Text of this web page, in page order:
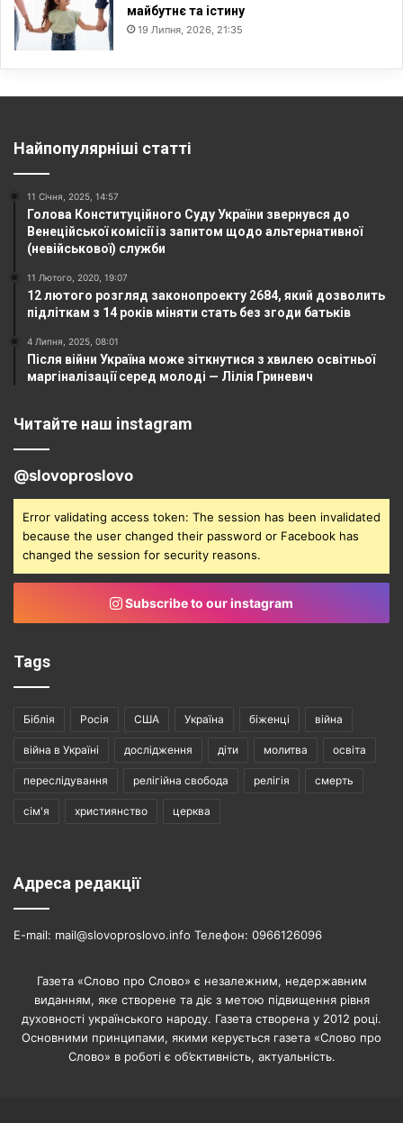
майбутнє та істину
19 Липня, 2026, 21:35
Найпопулярніші статті
11 Січня, 2025, 14:57
Голова Конституційного Суду України звернувся до
Венеційської комісії із запитом щодо альтернативної
(невійськової) служби
11 Лютого, 2020, 19:07
12 лютого розгляд законопроекту 2684, який дозволить
підліткам з 14 років міняти стать без згоди батьків
4 Липня, 2025, 08:01
Після війни Україна може зіткнутися з хвилею освітньої
маргіналізації серед молоді — Лілія Гриневич
Читайте наш instagram
@slovoproslovo
Error validating access token: The session has been invalidated
because the user changed their password or Facebook has
changed the session for security reasons.
Subscribe to our instagram
Tags
Біблія Росія США Україна біженці війна
війна в Україні дослідження діти молитва освіта
переслідування релігійна свобода релігія смерть
сім'я християнство церква
Адреса редакції
E-mail: mail@slovoproslovo.info Телефон: 0966126096
Газета «Слово про Слово» є незалежним, недержавним
виданням, яке створене та діє з метою підвищення рівня
духовності українського народу. Газета створена у 2012 році.
Основними принципами, якими керується газета «Слово про
Слово» в роботі є об’єктивність, актуальність.